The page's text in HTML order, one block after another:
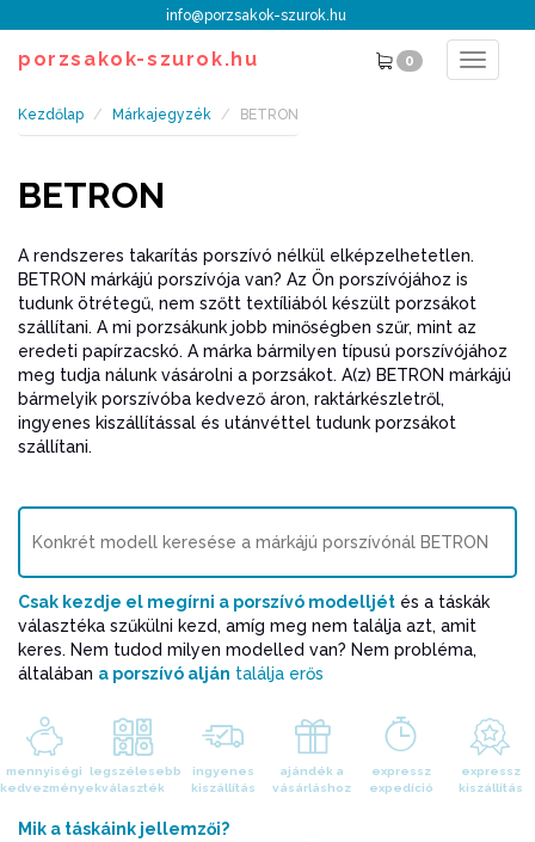
info@porzsakok-szurok.hu
porzsakok-szurok.hu 0
Toggle
Kezdőlap Márkajegyzék BETRON
BETRON
A rendszeres takarítás porszívó nélkül elképzelhetetlen.
BETRON márkájú porszívója van? Az Ön porszívójához is
tudunk ötrétegű, nem szőtt textíliából készült porzsákot
szállítani. A mi porzsákunk jobb minőségben szűr, mint az
eredeti papírzacskó. A márka bármilyen típusú porszívójához
meg tudja nálunk vásárolni a porzsákot. A(z) BETRON márkájú
bármelyik porszívóba kedvező áron, raktárkészletről,
ingyenes kiszállítással és utánvéttel tudunk porzsákot
szállítani.
Csak kezdje el megírni a porszívó modelljét és a táskák
választéka szűkülni kezd, amíg meg nem találja azt, amit
keres. Nem tudod milyen modelled van? Nem probléma,
általában a porszívó alján találja erős
mennyiségi
kedvezmények
legszélesebb
választék
ingyenes
kiszállítás
ajándék a
vásárláshoz
expressz
expedíció
expressz
kiszállítás
Mik a táskáink jellemzői?